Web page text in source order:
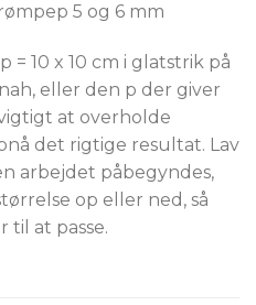
5 og 6 mm
= 10 x 10 cm i glatstrik på
eller den p der giver
at overholde
det rigtige resultat. Lav
arbejdet påbegyndes,
op eller ned, så
til at passe.